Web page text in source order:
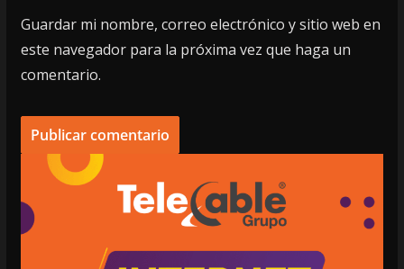
Guardar mi nombre, correo electrónico y sitio web en
este navegador para la próxima vez que haga un
comentario.